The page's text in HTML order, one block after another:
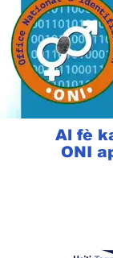
Al fè
ONI